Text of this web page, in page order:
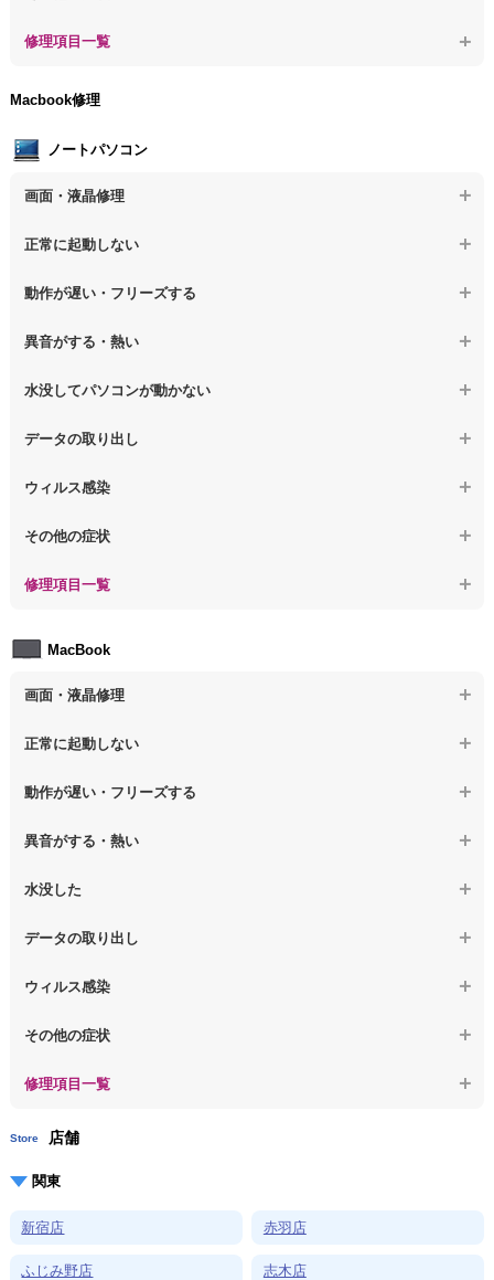
【デスクトップPC】ウィルス感染のその他の問題
【デスクトップPC】事例紹介
修理項目一覧
【デスクトップPC】電源故障
【デスクトップPC】液晶ディスプレイ交換
【デスクトップPC】マザーボード交換
【デスクトップPC】OS再インストール
Macbook修理
ノートパソコン
画面・液晶修理
【ノートパソコン】画面の割れ・破損
正常に起動しない
【ノートパソコン】電源を押しても反応がない
【ノートパソコン】修復モードから復旧できない
【ノートパソコン】その他の起動しない問題
動作が遅い・フリーズする
【ノートパソコン】操作中の動作が重い
異音がする・熱い
【ノートパソコン】パソコンから異音がする
水没してパソコンが動かない
【ノートパソコン】水没してパソコンが動かない
データの取り出し
【ノートパソコン】起動しないPCのデータを復旧
ウィルス感染
【ノートパソコン】特定のプログラムを削除したい
【ノートパソコン】ウィルス感染のその他の問題
その他の症状
【ノートパソコン】事例紹介
修理項目一覧
【ノートパソコン】電源故障
【ノートパソコン】液晶ディスプレイ交換
【ノートパソコン】マザーボード修理
MacBook
画面・液晶修理
【macbook】画面の割れ・破損
かしい、チラつく等)
【macbook】症状が選択肢にない、よく分からない
正常に起動しない
【macbook】電源ボタンを押しても反応が無い
動作が遅い・フリーズする
異音がする・熱い
【macbook】パソコンから異音がする
水没した
【macbook】水没してパソコンが動かない
データの取り出し
【macbook】起動しないパソコンのデータを復旧
ウィルス感染
【macbook】特定のプログラムを削除したい
その他の症状
修理項目一覧
Store 店舗
関東
新宿店 赤羽店
ふじみ野店 志木店